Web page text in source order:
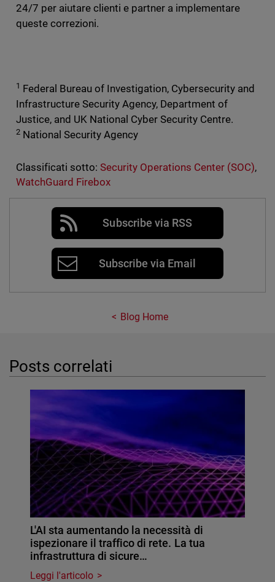
24/7 per aiutare clienti e partner a implementare
queste correzioni.
1 Federal Bureau of Investigation, Cybersecurity and
Infrastructure Security Agency, Department of
Justice, and UK National Cyber Security Centre.
2National Security Agency
Classificati sotto: Security Operations Center (SOC),
WatchGuard Firebox
Subscribe via RSS
Subscribe via Email
Blog Home
Posts correlati
L'AI sta aumentando la necessità di
ispezionare il traffico di rete. La tua
infrastruttura di sicure…
Leggi l'articolo